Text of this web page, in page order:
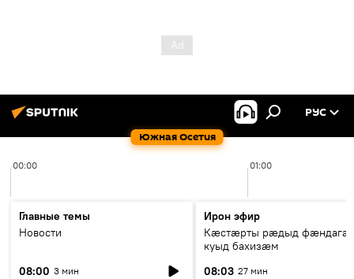
Южная Осетия
РУС
00:00 01:00
Главные темы
Новости
08:00 3 мин
Ирон эфир
Кæстæрты рæдыд
куыд бахизæм
08:03 27 мин